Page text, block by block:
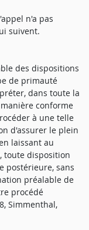
n'a pas
suivent.
des dispositions
de primauté
dans toute la
conforme
à une telle
d'assurer le plein
laissant au
toute disposition
postérieure, sans
préalable de
procédé
Simmenthal,